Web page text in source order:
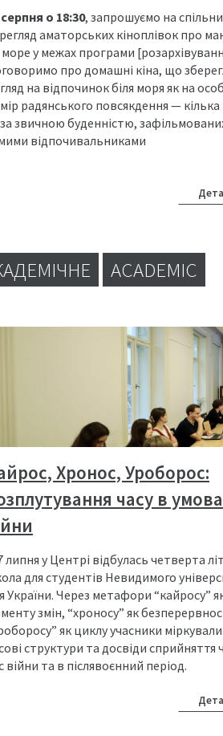
о 18:30, запрошуємо на
аматорських кіноплівок про
море у межах програми
про домашні кіна, що
на відпочинок біля моря як на
радянського повсякдення —
звичною буденністю,
відпочивальниками
ACADEMIC
Хронос, Уроборос:
часу в
липня у Центрі відбулась четверта
для студентів Невидимого
України. Через метафори “кайросу”
змін, “хроносу” як
як циклу учасники
структури та досвіди сприйняття
війни та в післявоєнний період.